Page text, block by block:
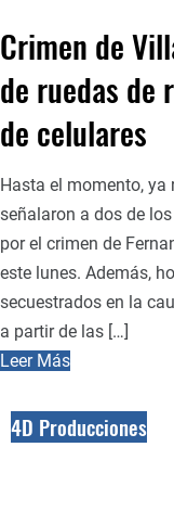
Crimen de
de ruedas de
de celulares
Hasta el momento, ya
señalaron a dos de
por el crimen de
este lunes. Además,
secuestrados en la
a partir de las […]
Leer Más
4D Producciones